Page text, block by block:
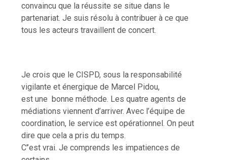
convaincu que la réussite se situe dans le
partenariat. Je suis résolu à contribuer à ce que
tous les acteurs travaillent de concert.
Je crois que le CISPD, sous la responsabilité
vigilante et énergique de Marcel Pidou,
est une bonne méthode. Les quatre agents de
médiations viennent d’arriver. Avec l’équipe de
coordination, le service est opérationnel. On peut
dire que cela a pris du temps.
C’’est vrai. Je comprends les impatiences de